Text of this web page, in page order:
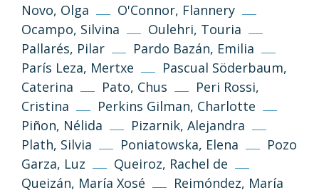
Novo, Olga
O'Connor, Flannery
Ocampo, Silvina
Oulehri, Touria
Pallarés, Pilar
Pardo Bazán, Emilia
París Leza, Mertxe
Pascual Söderbaum,
Caterina
Pato, Chus
Peri Rossi,
Cristina
Perkins Gilman, Charlotte
Piñon, Nélida
Pizarnik, Alejandra
Plath, Silvia
Poniatowska, Elena
Pozo
Garza, Luz
Queiroz, Rachel de
Queizán, María Xosé
Reimóndez, María
Informació i normes
Política de privacitat Avís legal